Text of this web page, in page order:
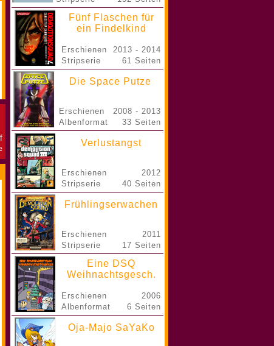
Fünf Flaschen für
ein Findelkind
Erschienen
Stripserie
2013 - 2014
61 Seiten
Die Space Putze
Erschienen
Albenformat
2008 - 2013
33 Seiten
Verlustangst
Erschienen
Stripserie
2012
40 Seiten
Frühlingserwachen
Erschienen
Stripserie
2011
17 Seiten
Eine DSQ
Weihnachtsgesch.
Erschienen
Albenformat
2006
6 Seiten
Oja-Majo SaYaKo